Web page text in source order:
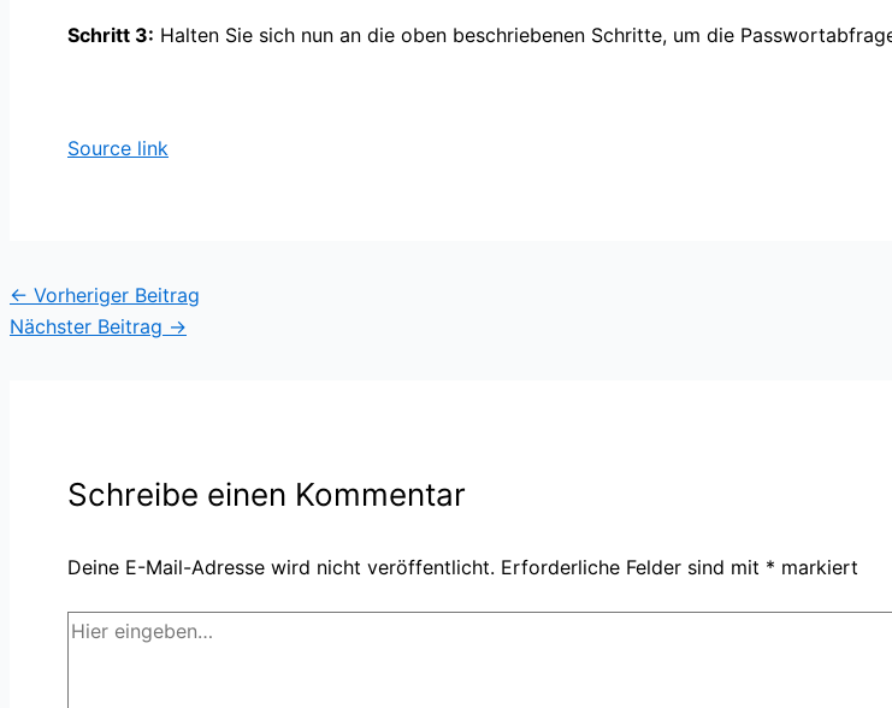
Schritt 3: Halten Sie sich nun an die oben beschriebenen Schritte, um die
Source link
← Vorheriger Beitrag
Nächster Beitrag →
Schreibe einen Kommentar
Deine E-Mail-Adresse wird nicht veröffentlicht. Erforderliche Felder sind mit * markiert
Hier